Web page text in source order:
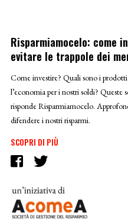
Risparmiamocelo: come
evitare le trappole dei
Come investire? Quali sono i
l’economia per i nostri soldi?
risponde Risparmiamocelo.
difendere i nostri risparmi.
SCOPRI DI PIÙ